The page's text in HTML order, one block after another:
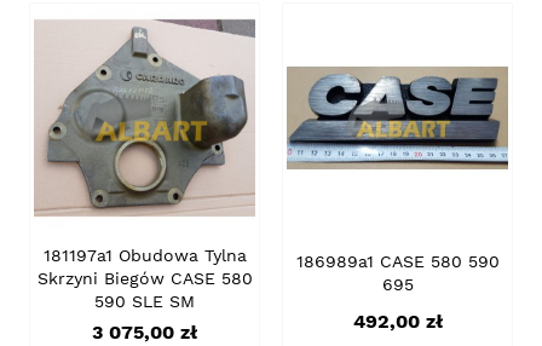
181197a1 Obudowa Tylna
Skrzyni Biegów CASE 580
590 SLE SM
Cena
3 075,00 zł
186989a1 CASE 580 590
695
Cena
492,00 zł